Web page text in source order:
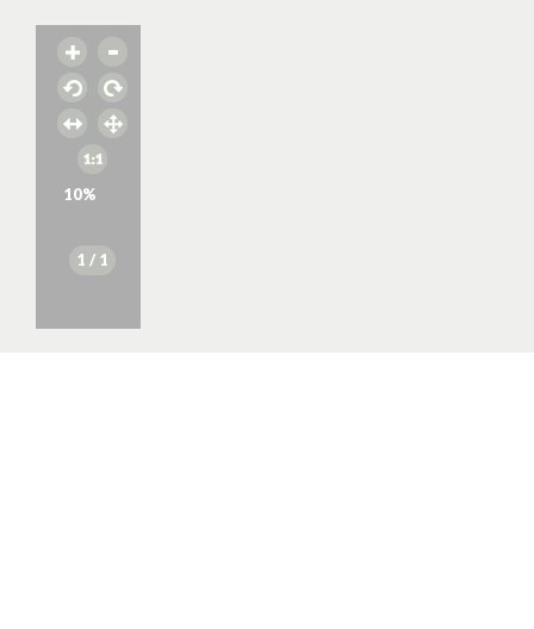
10%
1 / 1